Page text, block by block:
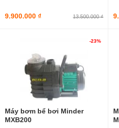
9.900.000 ₫ 13.500.000 ₫
Máy bơm bể bơi Minder
MXB200
-23%